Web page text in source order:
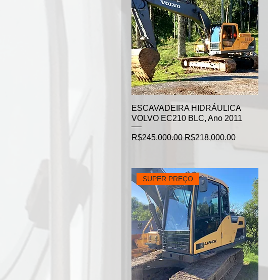
ESCAVADEIRA HIDRÁULICA
VOLVO EC210 BLC, Ano 2011
Regular Price
R$245,000.00 Sale Price
R$218,000.00
SUPER PREÇO